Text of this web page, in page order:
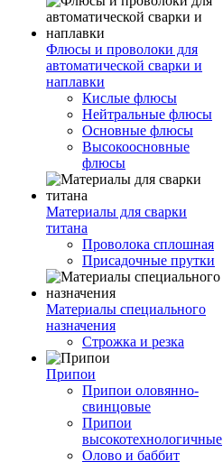
Флюсы и проволоки для
автоматической сварки и
наплавки
Кислые флюсы
Нейтральные флюсы
Основные флюсы
Высокоосновные
флюсы
Материалы для сварки
титана
Проволока сплошная
Присадочные прутки
Материалы специального
назначения
Строжка и резка
Припои
Припои оловянно-
свинцовые
Припои
высокотехнологичные
Олово и баббит